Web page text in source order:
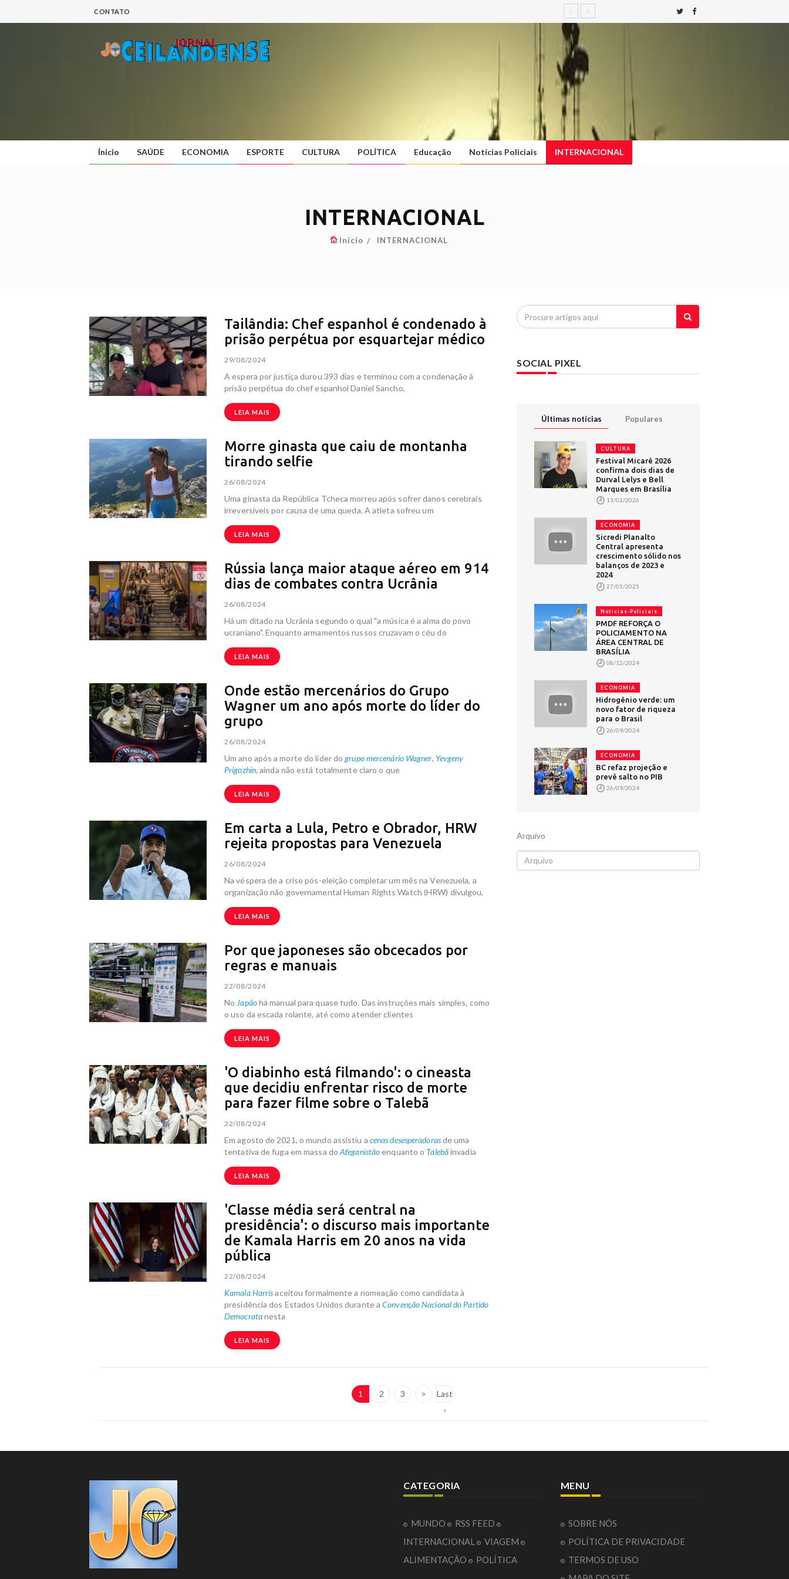
CONTATO
Ínicio SAÚDE ECONOMIA ESPORTE CULTURA POLÍTICA Educação Notícias Policiais INTERNACIONAL
INTERNACIONAL
Início INTERNACIONAL
Tailândia: Chef espanhol é condenado à
prisão perpétua por esquartejar médico
29/08/2024
A espera por justiça durou 393 dias e terminou com a condenação à
prisão perpétua do chef espanhol Daniel Sancho,
LEIA MAIS
Morre ginasta que caiu de montanha
tirando selfie
26/08/2024
Uma ginasta da República Tcheca morreu após sofrer danos cerebrais
irreversíveis por causa de uma queda. A atleta sofreu um
LEIA MAIS
Rússia lança maior ataque aéreo em 914
dias de combates contra Ucrânia
26/08/2024
Há um ditado na Ucrânia segundo o qual "a música é a alma do povo
ucraniano". Enquanto armamentos russos cruzavam o céu do
LEIA MAIS
Onde estão mercenários do Grupo
Wagner um ano após morte do líder do
grupo
26/08/2024
Um ano após a morte do líder dogrupo mercenário Wagner, Yevgeny
Prigozhin, ainda não está totalmente claro o que
LEIA MAIS
Em carta a Lula, Petro e Obrador, HRW
rejeita propostas para Venezuela
26/08/2024
Na véspera de a crise pós-eleição completar um mês na Venezuela, a
organização não governamental Human Rights Watch (HRW) divulgou,
LEIA MAIS
Por que japoneses são obcecados por
regras e manuais
22/08/2024
NoJapãohá manual para quase tudo. Das instruções mais simples, como
o uso da escada rolante, até como atender clientes
LEIA MAIS
'O diabinho está filmando': o cineasta
que decidiu enfrentar risco de morte
para fazer filme sobre o Talebã
22/08/2024
Em agosto de 2021, o mundo assistiu a cenas desesperadorasde uma
tentativa de fuga em massa doAfeganistãoenquanto o Talebãinvadia
LEIA MAIS
'Classe média será central na
presidência': o discurso mais importante
de Kamala Harris em 20 anos na vida
pública
22/08/2024
Kamala Harrisaceitou formalmente a nomeação como candidata à
presidência dos Estados Unidos durante aConvenção Nacional do Partido
Democratanesta
LEIA MAIS
SOCIAL PIXEL
Últimas notícias Populares
CULTURA
Festival Micarê 2026
confirma dois dias de
Durval Lelys e Bell
Marques em Brasília
13/02/2026
ECONOMIA
Sicredi Planalto
Central apresenta
crescimento sólido nos
balanços de 2023 e
2024
27/05/2025
Noticias-Policiais
PMDF REFORÇA O
POLICIAMENTO NA
ÁREA CENTRAL DE
BRASÍLIA
08/12/2024
ECONOMIA
Hidrogênio verde: um
novo fator de riqueza
para o Brasil
26/09/2024
ECONOMIA
BC refaz projeção e
prevê salto no PIB
26/09/2024
Arquivo
1 2 3 >
Last
›
CATEGORIA
MUNDO
RSS FEED
INTERNACIONAL
VIAGEM
ALIMENTAÇÃO
POLÍTICA
MENU
SOBRE NÓS
POLÍTICA DE PRIVACIDADE
TERMOS DE USO